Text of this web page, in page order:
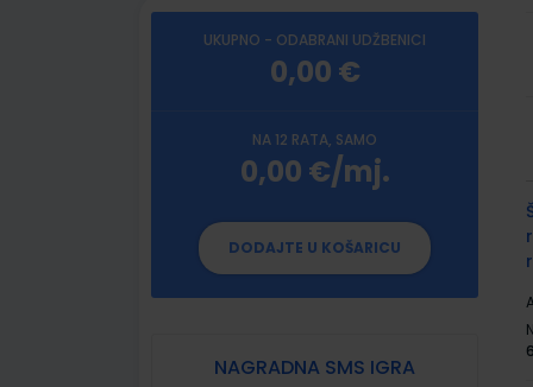
UKUPNO - ODABRANI UDŽBENICI
0,00 €
NA 12 RATA, SAMO
0,00 €/mj.
DODAJTE U KOŠARICU
NAGRADNA SMS IGRA